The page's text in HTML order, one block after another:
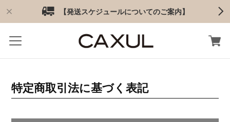
【発送スケジュールについてのご案内】
特定商取引法に基づく表記